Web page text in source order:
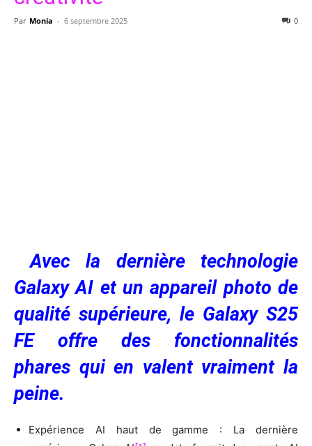
Par Monia - 6 septembre 2025 0
Avec la dernière technologie
Galaxy AI et un appareil photo de
qualité supérieure, le Galaxy S25
FE offre des fonctionnalités
phares qui en valent vraiment la
peine.
Expérience AI haut de gamme : La dernière